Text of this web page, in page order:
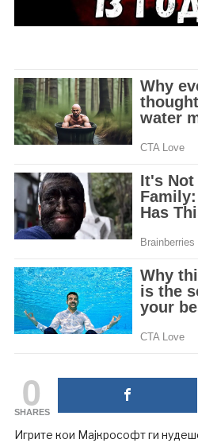
0
SHARES
Игрите кои Мајкрософт ги